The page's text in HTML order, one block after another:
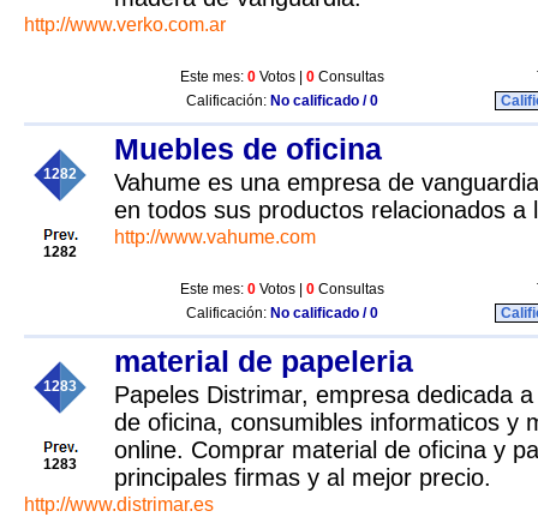
http://www.verko.com.ar
Este mes: 0 Votos | 0 Consultas
Calificación: No calificado / 0
1282
1282
Muebles de oficina
Vahume es una empresa de
en todos sus productos relacionados a
http://www.vahume.com
Este mes: 0 Votos | 0 Consultas
Calificación: No calificado / 0
1283
1283
material de papeleria
Papeles Distrimar, empresa dedicada
de oficina, consumibles informaticos y
online. Comprar material de oficina y
principales firmas y al mejor precio.
http://www.distrimar.es